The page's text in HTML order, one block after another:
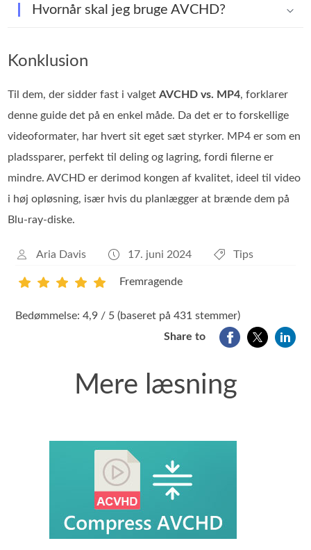
Hvornår skal jeg bruge AVCHD?
Konklusion
Til dem, der sidder fast i valgetAVCHD vs. MP4, forklarer
denne guide det på en enkel måde. Da det er to forskellige
videoformater, har hvert sit eget sæt styrker. MP4 er som en
pladssparer, perfekt til deling og lagring, fordi filerne er
mindre. AVCHD er derimod kongen af kvalitet, ideel til video
i høj opløsning, især hvis du planlægger at brænde dem på
Blu-ray-diske.
Aria Davis 17. juni 2024 Tips
Fremragende
Bedømmelse: 4,9 / 5 (baseret på 431 stemmer)
Share to
Mere læsning